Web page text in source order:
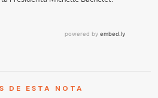
DE ESTA NOTA